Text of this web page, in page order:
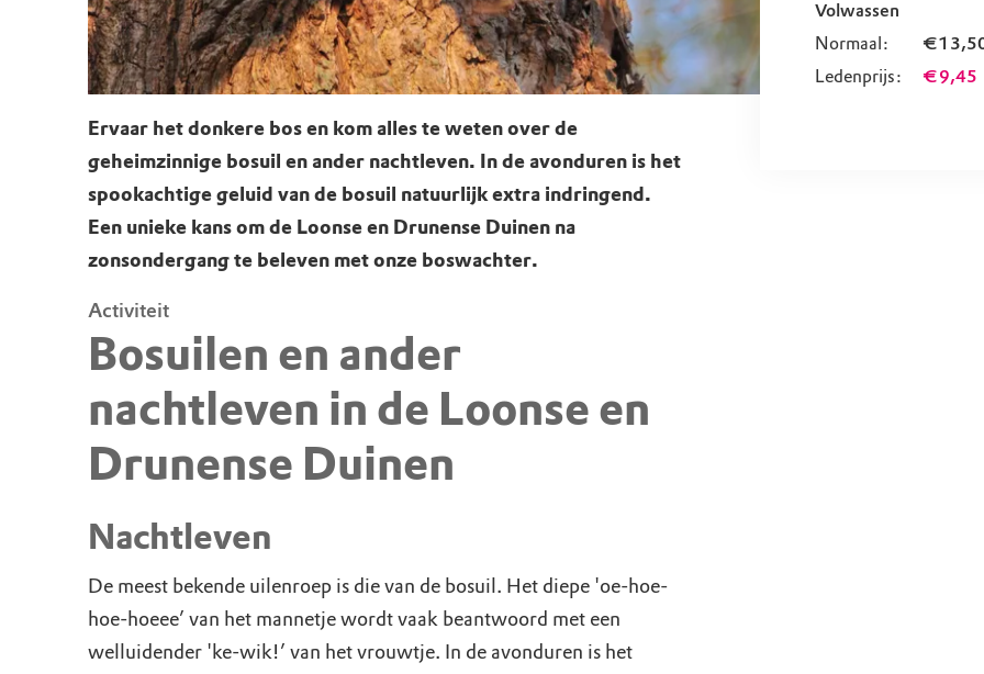
Ervaar het donkere bos en kom alles te weten over de
geheimzinnige bosuil en ander nachtleven. In de avonduren is het
spookachtige geluid van de bosuil natuurlijk extra indringend.
Een unieke kans om de Loonse en Drunense Duinen na
zonsondergang te beleven met onze boswachter.
Activiteit
Bosuilen en ander
nachtleven in de Loonse en
Drunense Duinen
Nachtleven
De meest bekende uilenroep is die van de bosuil. Het diepe 'oe-hoe-
hoe-hoeee’ van het mannetje wordt vaak beantwoord met een
welluidender 'ke-wik!’ van het vrouwtje. In de avonduren is het
Volwassen
Normaal:
€
Ledenprijs:
€ 9,45